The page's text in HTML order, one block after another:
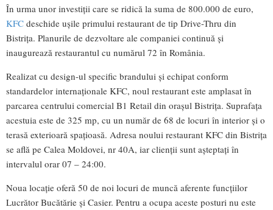
În urma unor investiţii care se ridică la suma de 800.000 de euro,
KFC deschide uşile primului restaurant de tip Drive-Thru din
Bistriţa. Planurile de dezvoltare ale companiei continuă şi
inaugurează restaurantul cu numărul 72 în România.
Realizat cu design-ul specific brandului şi echipat conform
standardelor internaţionale KFC, noul restaurant este amplasat în
parcarea centrului comercial B1 Retail din oraşul Bistriţa. Suprafaţa
acestuia este de 325 mp, cu un număr de 68 de locuri în interior şi o
terasă exterioară spaţioasă. Adresa noului restaurant KFC din Bistriţa
se află pe Calea Moldovei, nr 40A, iar clienţii sunt aşteptaţi în
intervalul orar 07 – 24:00.
Noua locaţie oferă 50 de noi locuri de muncă aferente funcţiilor
Lucrător Bucătărie şi Casier. Pentru a ocupa aceste posturi nu este